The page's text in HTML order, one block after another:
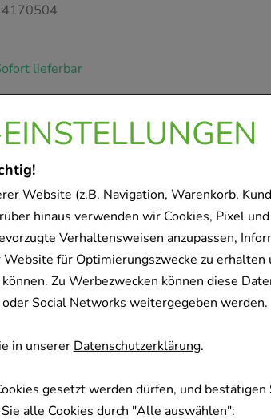
Website (z.B. Navigation, Warenkorb,
hinaus verwenden wir Cookies, Pixel
Verhaltensweisen anzupassen,
für Optimierungszwecke zu erhalten
Zu Werbezwecken können diese
Social Networks weitergegeben werden.
in unsererDatenschutzerklärung.
gesetzt werden dürfen, und bestätigen
alle Cookies durch "Alle auswählen":
lieferbar
A-Zink Tabletten
Haleon Germany GmbH
St
lieferbar
A-Zink Tabletten
Germany GmbH
Tabletten